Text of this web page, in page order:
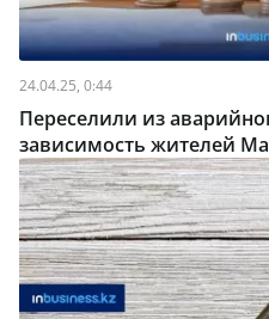
24.04.25, 0:44
Переселили из
зависимость жителей